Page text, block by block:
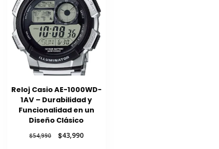
Reloj Casio AE-1000WD-
1AV – Durabilidad y
Funcionalidad en un
Diseño Clásico
$54,990 $43,990El